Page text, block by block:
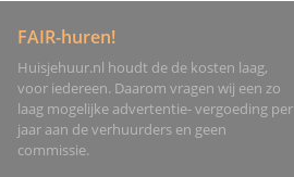
FAIR-huren!
Huisjehuur.nl houdt de de kosten laag,
voor iedereen. Daarom vragen wij een zo
laag mogelijke advertentie- vergoeding per
jaar aan de verhuurders en geen
commissie.